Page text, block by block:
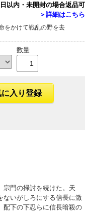
以内・未開封の場合返品可
＞詳細はこちら
をかけて戦乱の野を去
数量
入り登録
宗門の掃討を続けた。天
ないがしろにする信長に激
配下の下忍らに信長暗殺の